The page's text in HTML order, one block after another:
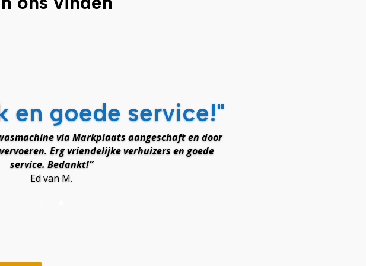
en goede service!"
via Markplaats aangeschaft en door
Erg vriendelijke verhuizers en goede
service. Bedankt!”
Ed van M.